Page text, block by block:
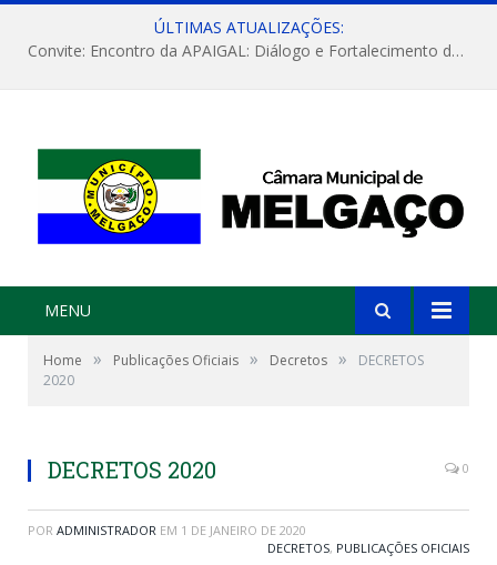
ÚLTIMAS ATUALIZAÇÕES:
Convite: Encontro da APAIGAL: Diálogo e Fortalecimento da Agricultura Familiar
MENU
Home » Publicações Oficiais » Decretos »
DECRETOS
2020
DECRETOS 2020 0
POR ADMINISTRADOR EM 1 DE JANEIRO DE 2020
DECRETOS, PUBLICAÇÕES OFICIAIS